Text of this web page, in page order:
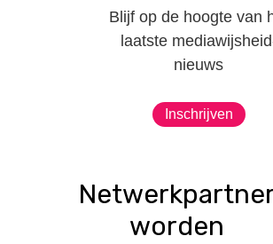
Blijf op de hoogte van
laatste
nieuws
Inschrijven
worden